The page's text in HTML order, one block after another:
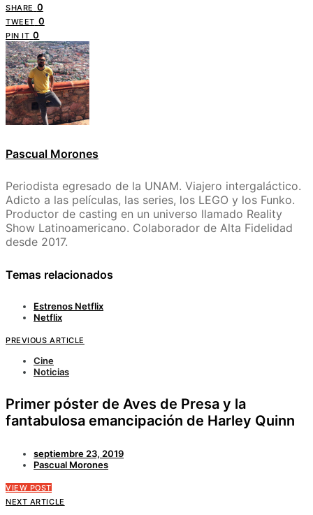
SHARE 0
TWEET 0
PIN IT 0
Pascual Morones
Periodista egresado de la UNAM. Viajero intergaláctico.
Adicto a las películas, las series, los LEGO y los Funko.
Productor de casting en un universo llamado Reality
Show Latinoamericano. Colaborador de Alta Fidelidad
desde 2017.
Temas relacionados
Estrenos Netflix
Netflix
PREVIOUS ARTICLE
Cine
Noticias
Primer póster de Aves de Presa y la
fantabulosa emancipación de Harley Quinn
septiembre 23, 2019
Pascual Morones
VIEW POST
NEXT ARTICLE